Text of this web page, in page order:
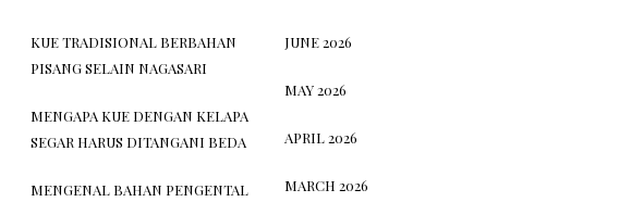
KUE TRADISIONAL BERBAHAN
PISANG SELAIN NAGASARI
MENGAPA KUE DENGAN KELAPA
SEGAR HARUS DITANGANI BEDA
MENGENAL BAHAN PENGENTAL
JUNE 2026
MAY 2026
APRIL 2026
MARCH 2026